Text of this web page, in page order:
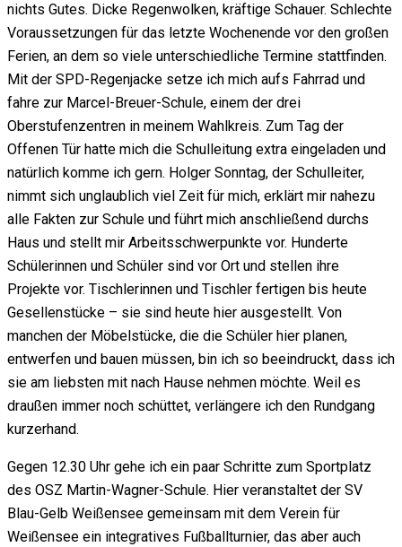
nichts Gutes. Dicke Regenwolken, kräftige Schauer. Schlechte
Voraussetzungen für das letzte Wochenende vor den großen
Ferien, an dem so viele unterschiedliche Termine stattfinden.
Mit der SPD-Regenjacke setze ich mich aufs Fahrrad und
fahre zur Marcel-Breuer-Schule, einem der drei
Oberstufenzentren in meinem Wahlkreis. Zum Tag der
Offenen Tür hatte mich die Schulleitung extra eingeladen und
natürlich komme ich gern. Holger Sonntag, der Schulleiter,
nimmt sich unglaublich viel Zeit für mich, erklärt mir nahezu
alle Fakten zur Schule und führt mich anschließend durchs
Haus und stellt mir Arbeitsschwerpunkte vor. Hunderte
Schülerinnen und Schüler sind vor Ort und stellen ihre
Projekte vor. Tischlerinnen und Tischler fertigen bis heute
Gesellenstücke – sie sind heute hier ausgestellt. Von
manchen der Möbelstücke, die die Schüler hier planen,
entwerfen und bauen müssen, bin ich so beeindruckt, dass ich
sie am liebsten mit nach Hause nehmen möchte. Weil es
draußen immer noch schüttet, verlängere ich den Rundgang
kurzerhand.
Gegen 12.30 Uhr gehe ich ein paar Schritte zum Sportplatz
des OSZ Martin-Wagner-Schule. Hier veranstaltet der SV
Blau-Gelb Weißensee gemeinsam mit dem Verein für
Weißensee ein integratives Fußballturnier, das aber auch